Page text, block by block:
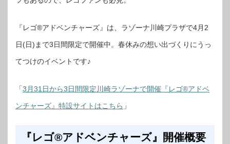
『レゴ®アドベンチャーズ』は、ラゾーナ川崎プラザで4月2
日(日)まで3日間限定で開催中。春休みの想い出づくりにうっ
てつけのイベントです♪
「3月31日から3日間限定川崎ラゾーナで開催『レゴ®アドベ
ンチャーズ』特設サイトはこちら 」
『レゴ®アドベンチャーズ』開催概要